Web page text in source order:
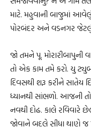
માટે. મહુવાની બાજુમાં
પોરબંદર અને વડનગર
જો તમને પૂ. મોરારીબાપુની
તો એક કામ તમે કરો. યુ
દિવસથી શરૂ કરીને સાતેય
ધ્યાનથી સાંભળો. આજની
નવથી દોઢ. કાલે રવિવારે
જોવાને બદલે સીધા થાણે